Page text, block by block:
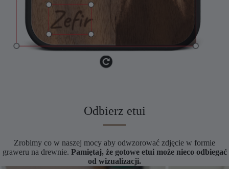
Odbierz etui
Zrobimy co w naszej mocy aby odwzorować zdjęcie w formie
graweru na drewnie. Pamiętaj, że gotowe etui może nieco odbiegać
od wizualizacji.